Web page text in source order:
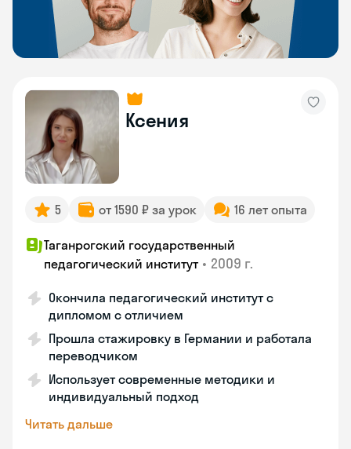
Ксения
5 от 1590 ₽ за урок 16 лет опыта
Таганрогский государственный
педагогический институт • 2009 г.
Окончила педагогический институт с
дипломом с отличием
Прошла стажировку в Германии и работала
переводчиком
Использует современные методики и
индивидуальный подход
Читать дальше